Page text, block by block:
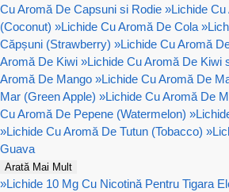
Cu Aromă De Capsuni si Rodie »Lichide
(Coconut) »Lichide Cu Aromă De Cola »
Căpșuni (Strawberry) »Lichide Cu Aromă
Aromă De Kiwi »Lichide Cu Aromă De Kiwi
Aromă De Mango »Lichide Cu Aromă De
Mar (Green Apple) »Lichide Cu Aromă De
Cu Aromă De Pepene (Watermelon) »
»Lichide Cu Aromă De Tutun (Tobacco) »
Guava
Arată Mai Mult
»Lichide 10 Mg Cu Nicotină Pentru Tigara